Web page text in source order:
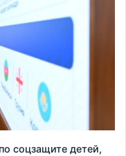
соцзащите детей,